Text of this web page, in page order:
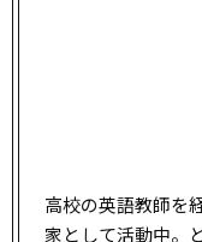
高校の英語教師を
家として活動中。